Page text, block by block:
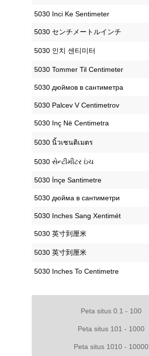
‎5030 Inci Ke Sentimeter
‎5030 センチメートルインチ
‎5030 인치 센티미터
‎5030 Tommer Til Centimeter
‎5030 дюймов в сантиметра
‎5030 Palcev V Centimetrov
‎5030 Inç Në Centimetra
‎5030 นิ้วเซนติเมตร
‎5030 સેન્ટીમીટર ઇંચ
‎5030 İnçe Santimetre
‎5030 дюйма в сантиметри
‎5030 Inches Sang Xentimét
‎5030 英寸到厘米
‎5030 英寸到厘米
‎5030 Inches To Centimetre
Peta situs 0.1 - 100
Peta situs 101 - 1000
Peta situs 1010 - 10000